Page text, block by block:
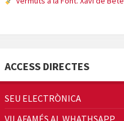
ACCESS DIRECTES
SEU ELECTRÒNICA